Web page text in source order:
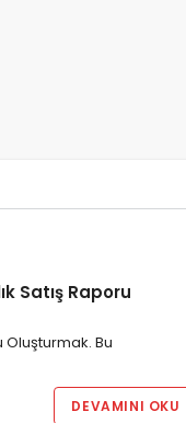
Satış Raporu
Oluşturmak. Bu
DEVAMINI OKU